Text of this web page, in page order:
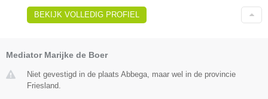
BEKIJK VOLLEDIG PROFIEL
Mediator Marijke de Boer
Niet gevestigd in de plaats Abbega, maar wel in de provincie
Friesland.